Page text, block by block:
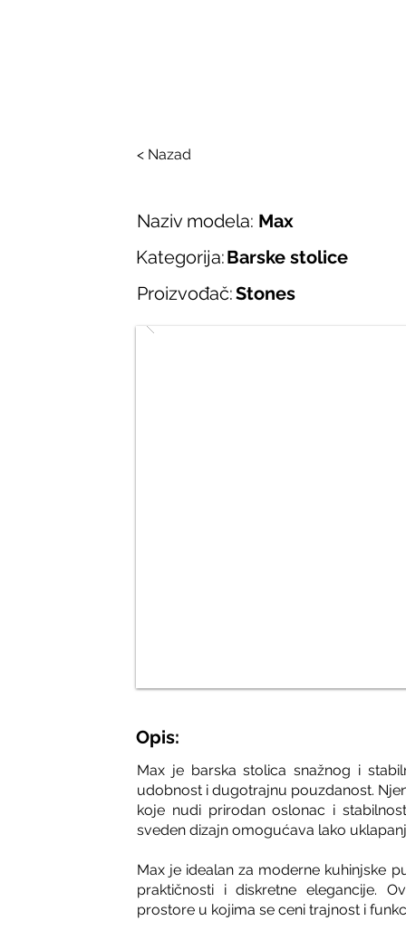
< Nazad
Naziv modela: Max
Kategorija:Barske stolice
Proizvođač:Stones
Opis:
Max je barska stolica snažnog i
udobnost i dugotrajnu pouzdanost.
koje nudi prirodan oslonac i
sveden dizajn omogućava lako
Max je idealan za moderne kuhinjske
praktičnosti i diskretne elegancije.
prostore u kojima se ceni trajnost i